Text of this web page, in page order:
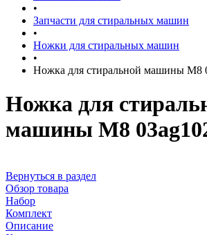
•
Запчасти для стиральных машин
•
Ножки для стиральных машин
•
Ножка для стиральной машины M8
Ножка для
машины M8
Вернуться в раздел
Обзор товара
Набор
Комплект
Описание